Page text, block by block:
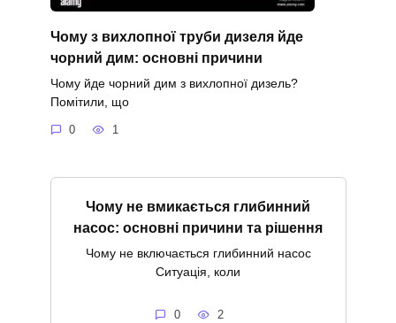
Чому з вихлопної труби дизеля йде
чорний дим: основні причини
Чому йде чорний дим з вихлопної дизель?
Помітили, що
0 1
Чому не вмикається глибинний
насос: основні причини та рішення
Чому не включається глибинний насос
Ситуація, коли
0 2